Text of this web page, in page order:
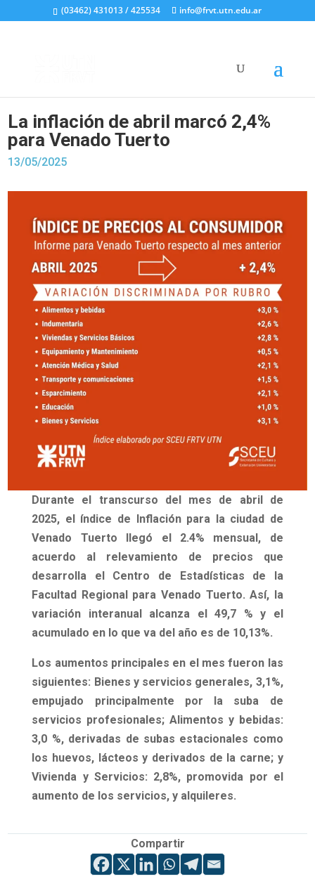
(03462) 431013 / 425534 info@frvt.utn.edu.ar
La inflación de abril marcó 2,4%
para Venado Tuerto
13/05/2025
Durante el transcurso del mes de abril de
2025, el índice de Inflación para la ciudad de
Venado Tuerto llegó el 2.4% mensual, de
acuerdo al relevamiento de precios que
desarrolla el Centro de Estadísticas de la
Facultad Regional para Venado Tuerto. Así, la
variación interanual alcanza el 49,7 % y el
acumulado en lo que va del año es de 10,13%.
Los aumentos principales en el mes fueron las
siguientes: Bienes y servicios generales, 3,1%,
empujado principalmente por la suba de
servicios profesionales; Alimentos y bebidas:
3,0 %, derivadas de subas estacionales como
los huevos, lácteos y derivados de la carne; y
Vivienda y Servicios: 2,8%, promovida por el
aumento de los servicios, y alquileres.
Compartir